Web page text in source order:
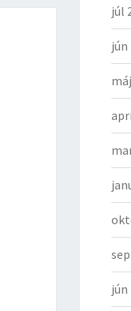
júl
jún
jún